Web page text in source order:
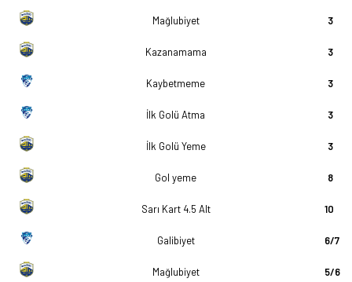
Mağlubiyet 3
Kazanamama 3
Kaybetmeme 3
İlk Golü Atma 3
İlk Golü Yeme 3
Gol yeme 8
Sarı Kart 4.5 Alt 10
Galibiyet 6/7
Mağlubiyet 5/6